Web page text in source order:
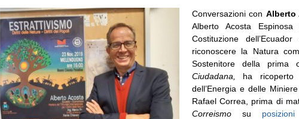
Conversazioni con Alberto
Alberto Acosta
Costituzione
riconoscere la Natura
Sostenitore della prima
Ciudadana,
ha
dell’Energia e delle
Rafael Correa, prima di
Correismosu